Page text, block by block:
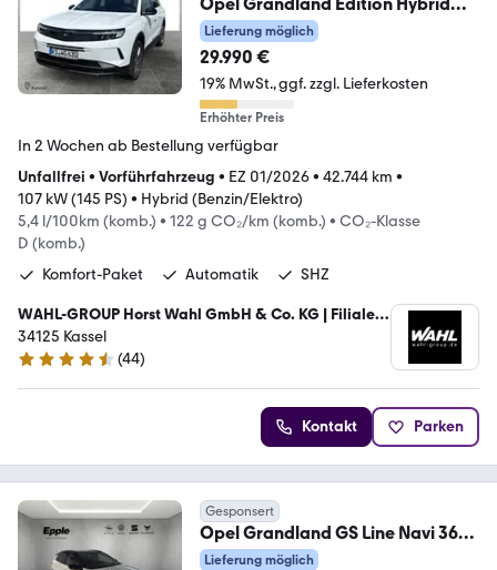
Opel Grandland Edition Hybrid
*Komfort*DAB*Klima*
Lieferung möglich
29.990 €
19% MwSt. ggf. zzgl. Lieferkosten
Erhöhter Preis
In 2 Wochen ab Bestellung verfügbar
Unfallfrei • Vorführfahrzeug • EZ 01/2026• 42.744 km •
107 kW (145 PS) • Hybrid (Benzin/Elektro)
5,4 l/100km (komb.) • 122 g CO₂/km (komb.) • CO₂-Klasse
D (komb.)
Komfort-Paket
Automatik SHZ
WAHL-GROUP Horst Wahl GmbH & Co. KG | Filiale
Kassel
34125 Kassel
4.3 Sterne
(44)
Kontakt Parken
Gesponsert
Opel Grandland GS Line Navi 360
Kamera LED ACC Klimau
Lieferung möglich